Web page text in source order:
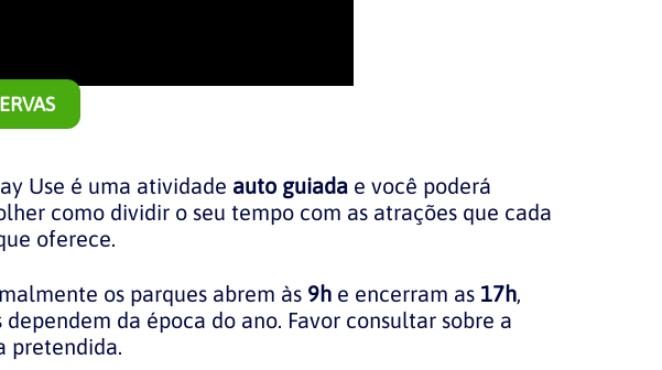
Use é uma atividade auto guiadae você poderá
como dividir o seu tempo com as atrações que cada
oferece.
os parques abrem às 9he encerram as 17h,
dependem da época do ano. Favor consultar sobre a
pretendida.